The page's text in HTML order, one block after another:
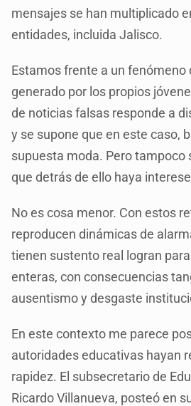
mensajes se han multiplicado
entidades, incluida Jalisco.
Estamos frente a un fenómeno
generado por los propios
de noticias falsas responde a
y se supone que en este caso,
supuesta moda. Pero tampoco
que detrás de ello haya
No es cosa menor. Con estos
reproducen dinámicas de
tienen sustento real logran
enteras, con consecuencias
ausentismo y desgaste
En este contexto me parece
autoridades educativas hayan
rapidez. El subsecretario de
Ricardo Villanueva, posteó en